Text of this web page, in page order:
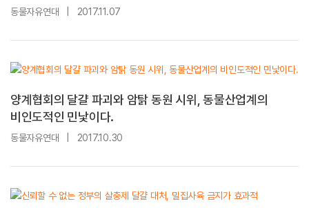
동물자유연대 2017.11.07
양계협회의 달걀 파괴와 암탉 동원 시위, 동물산업계의
비인도적인 민낯이다.
동물자유연대 2017.10.30